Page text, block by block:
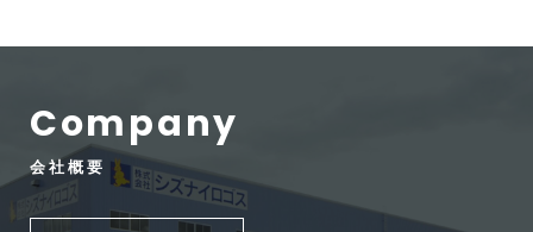
Company
会社概要